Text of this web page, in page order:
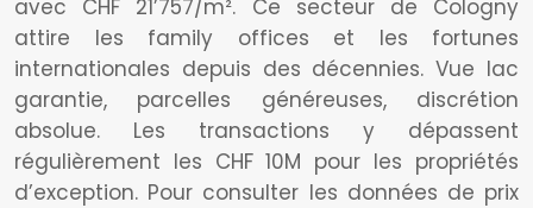
avec CHF 21’757/m². Ce secteur de Cologny
attire les family offices et les fortunes
internationales depuis des décennies. Vue lac
garantie, parcelles généreuses, discrétion
absolue. Les transactions y dépassent
régulièrement les CHF 10M pour les propriétés
d’exception. Pour consulter les données de prix